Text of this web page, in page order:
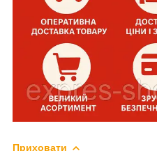
Приховати